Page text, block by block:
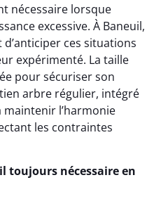
nécessaire lorsque
excessive. À Baneuil,
ces situations
expérimenté. La taille
pour sécuriser son
arbre régulier, intégré
maintenir l’harmonie
les contraintes
toujours nécessaire en